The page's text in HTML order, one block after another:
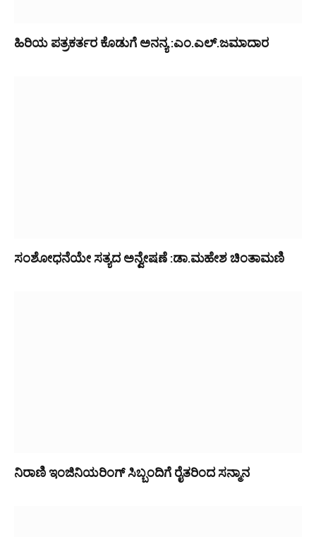
ಹಿರಿಯ ಪತ್ರಕರ್ತರ ಕೊಡುಗೆ ಅನನ್ಯ :ಎಂ.ಎಲ್.ಜಮಾದಾರ
ಸಂಶೋಧನೆಯೇ ಸತ್ಯದ ಅನ್ವೇಷಣೆ :ಡಾ.ಮಹೇಶ ಚಿಂತಾಮಣಿ
ನಿರಾಣಿ ಇಂಜಿನಿಯರಿಂಗ್ ಸಿಬ್ಬಂದಿಗೆ ರೈತರಿಂದ ಸನ್ಮಾನ